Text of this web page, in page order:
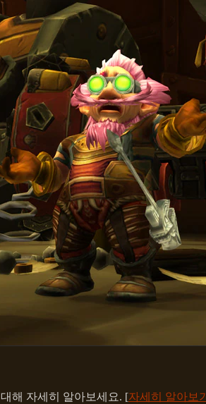
해 자세히 알아보세요. [자세히 알아보기